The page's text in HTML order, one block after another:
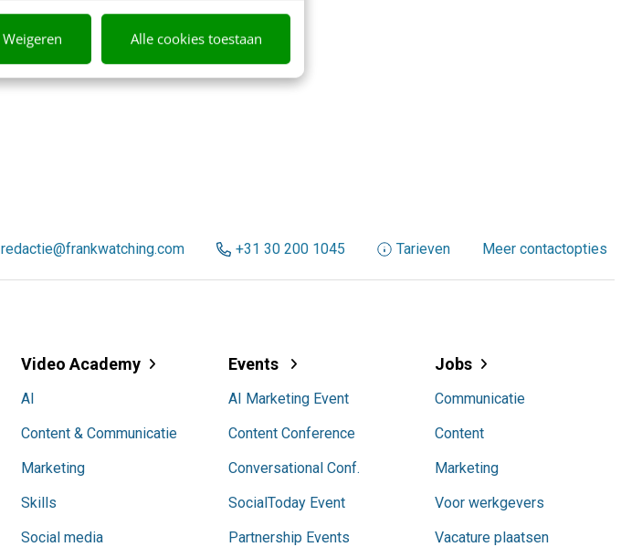
Weigeren Alle cookies toestaan
redactie@frankwatching.com +31 30 200 1045 Tarieven Meer contactopties
Video Academy
AI
Content & Communicatie
Marketing
Skills
Social media
Events
AI Marketing Event
Content Conference
Conversational Conf.
SocialToday Event
Partnership Events
Jobs
Communicatie
Content
Marketing
Voor werkgevers
Vacature plaatsen